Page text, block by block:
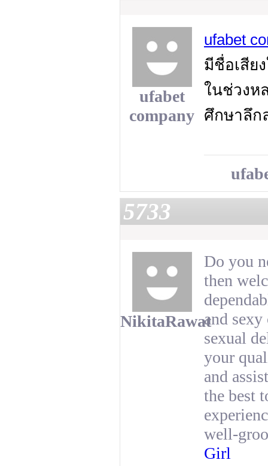
ufabet
company
ufabet
มีชื่อเสีย
ในช่วงห
ศึกษาลึก
5733
NikitaRawat
Do you
then
and
sexual
your
and
the best
well-
Girl